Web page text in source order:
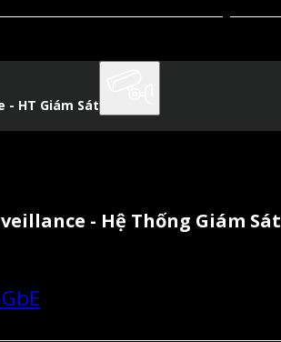
- HT Giám Sát
- Hệ Thống Giám Sát